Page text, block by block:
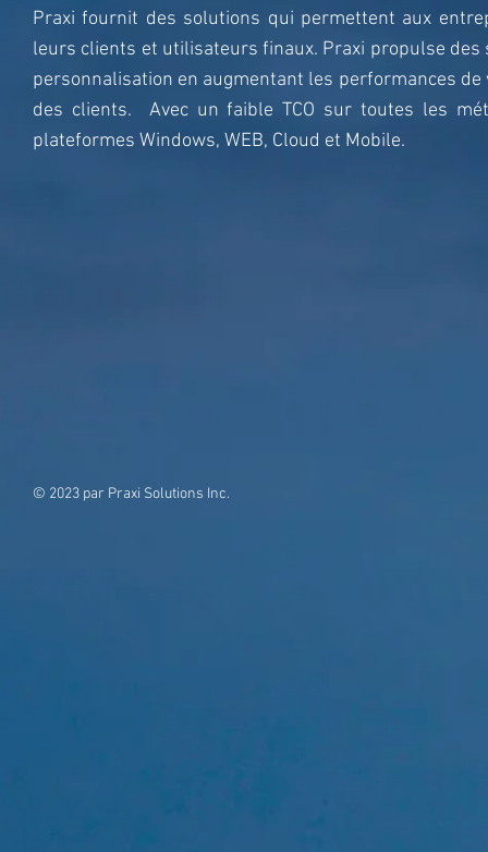
Praxi fournit des solutions qui permettent aux
leurs clients et utilisateurs finaux. Praxi propulse
personnalisation en augmentant les performances
des clients. Avec un faible TCO sur toutes les
plateformes Windows, WEB, Cloud et Mobile.
© 2023 par Praxi Solutions Inc.